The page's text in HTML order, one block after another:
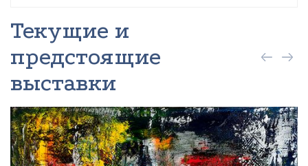
Текущие и
предстоящие
выставки